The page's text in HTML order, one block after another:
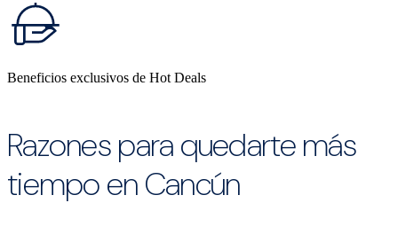
Beneficios exclusivos de Hot Deals
Razones para quedarte más
tiempo en Cancún